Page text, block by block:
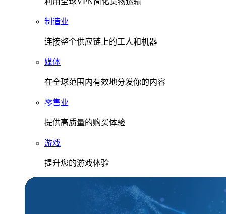
制造业
连接整个供应链上的工人和机器
媒体
在全球范围内有效地分发你的内容
零售业
提供高质量的购买体验
游戏
提升您的游戏体验